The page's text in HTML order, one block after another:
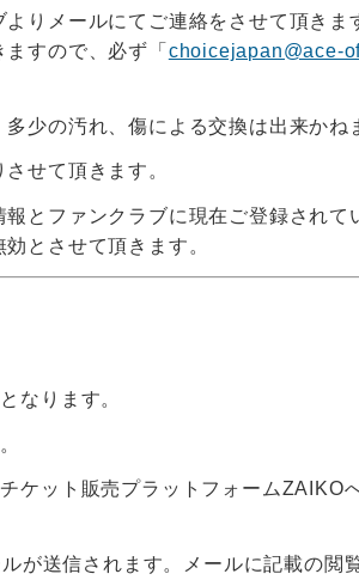
りメールにてご連絡をさせて頂きま
すので、必ず「 choicejapan@ace-
少の汚れ、傷による交換は出来かね
せて頂きます。
とファンクラブに現在ご登録されて
とさせて頂きます。
なります。
ケット販売プラットフォームZAIKO
が送信されます。メールに記載の閲